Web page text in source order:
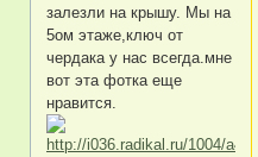
залезли на крышу. Мы на
5ом этаже,ключ от
чердака у нас всегда.мне
вот эта фотка еще
нравится.